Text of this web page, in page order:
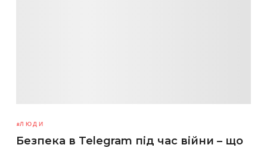
ЛЮДИ
Безпека в Telegram під час війни – що